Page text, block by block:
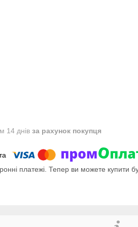
14 днів за рахунок покупця
платежі. Тепер ви можете купити